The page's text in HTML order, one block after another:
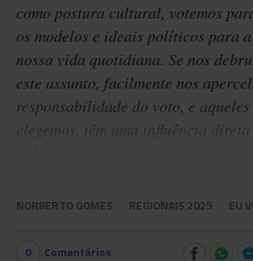
como postura cultural, votemos
os modelos e ideais políticos para
nossa vida quotidiana. Se nos
este assunto, facilmente nos
responsabilidade do voto, e aqueles
elegemos, têm uma influência direta
NORBERTO GOMES REGIONAIS 2025 EU
0 Comentários